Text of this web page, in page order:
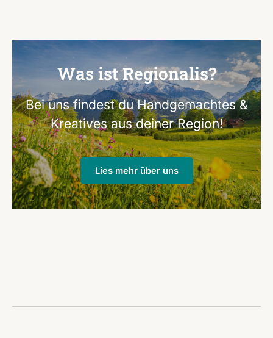
Was ist Regionalis?
Bei uns findest du Handgemachtes &
Kreatives aus deiner Region!
Lies mehr über uns